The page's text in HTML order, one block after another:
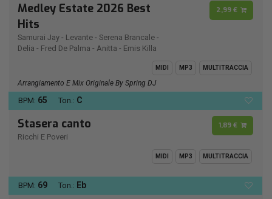
Medley Estate 2026 Best
Hits
Samurai Jay - Levante - Serena Brancale -
Delia - Fred De Palma - Anitta - Emis Killa
2,99 €
MIDI MP3 MULTITRACCIA
Arrangiamento E Mix Originale By Spring DJ
BPM: 65 Ton.: C
Stasera canto
Ricchi E Poveri
1,89 €
MIDI MP3 MULTITRACCIA
BPM: 69 Ton.: Eb